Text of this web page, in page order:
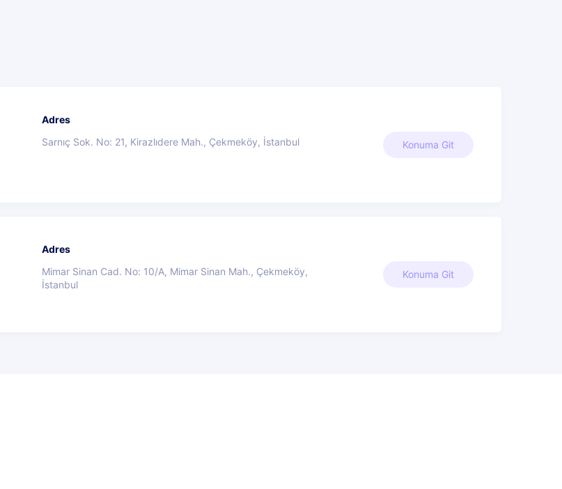
Adres
Sarnıç Sok. No: 21, Kirazlıdere Mah., Çekmeköy, İstanbul
Konuma Git
Adres
Mimar Sinan Cad. No: 10/A, Mimar Sinan Mah., Çekmeköy,
İstanbul
Konuma Git